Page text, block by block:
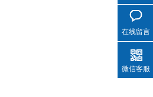
在线留言
微信客服